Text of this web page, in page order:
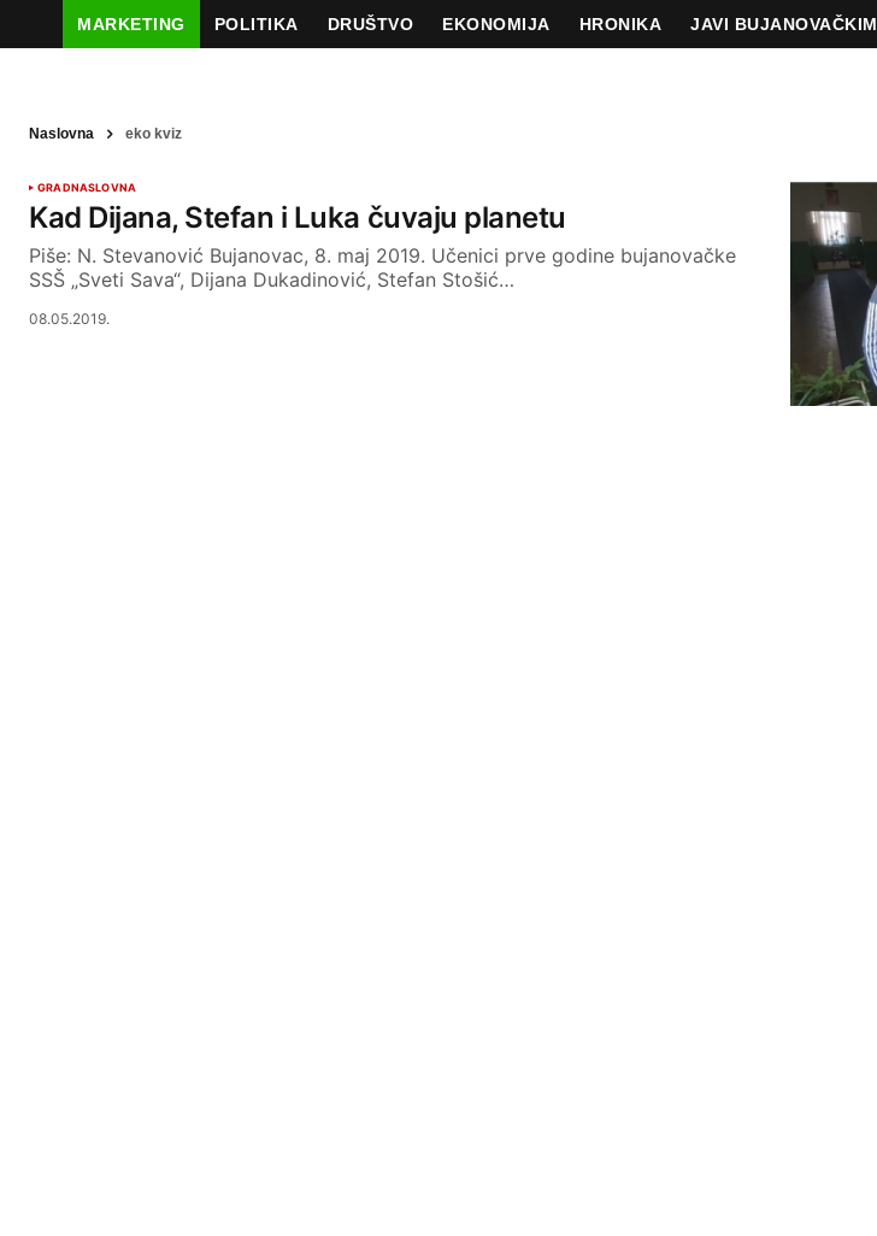
MARKETING POLITIKA DRUŠTVO EKONOMIJA HRONIKA JAVI BUJANOVAČKIM
Naslovna eko kviz
GRADNASLOVNA
Kad Dijana, Stefan i Luka čuvaju planetu
Piše: N. Stevanović Bujanovac, 8. maj 2019. Učenici prve godine bujanovačke
SSŠ „Sveti Sava“, Dijana Dukadinović, Stefan Stošić…
08.05.2019.